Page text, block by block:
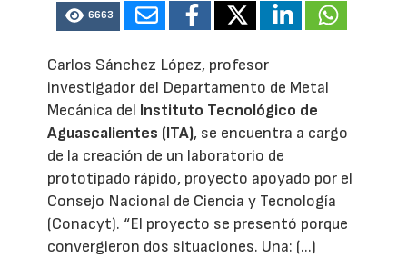
6663
Carlos Sánchez López, profesor
investigador del Departamento de Metal
Mecánica del Instituto Tecnológico de
Aguascalientes (ITA), se encuentra a cargo
de la creación de un laboratorio de
prototipado rápido, proyecto apoyado por el
Consejo Nacional de Ciencia y Tecnología
(Conacyt). “El proyecto se presentó porque
convergieron dos situaciones. Una: (...)